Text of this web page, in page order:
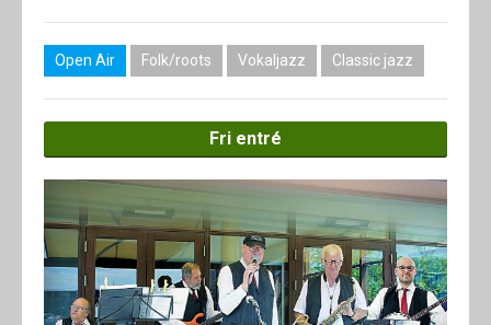
Om
Om fonden
Om
SHOP
Open Air Folk/roots Vokaljazz Classic jazz
Fri entré